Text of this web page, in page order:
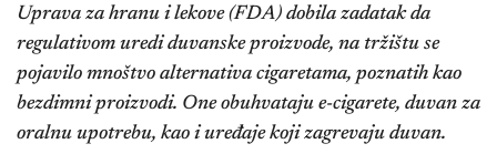
Uprava za hranu i lekove (FDA) dobila zadatak da
regulativom uredi duvanske proizvode, na tržištu se
pojavilo mnoštvo alternativa cigaretama, poznatih kao
bezdimni proizvodi. One obuhvataju e-cigarete, duvan za
oralnu upotrebu, kao i uređaje koji zagrevaju duvan.